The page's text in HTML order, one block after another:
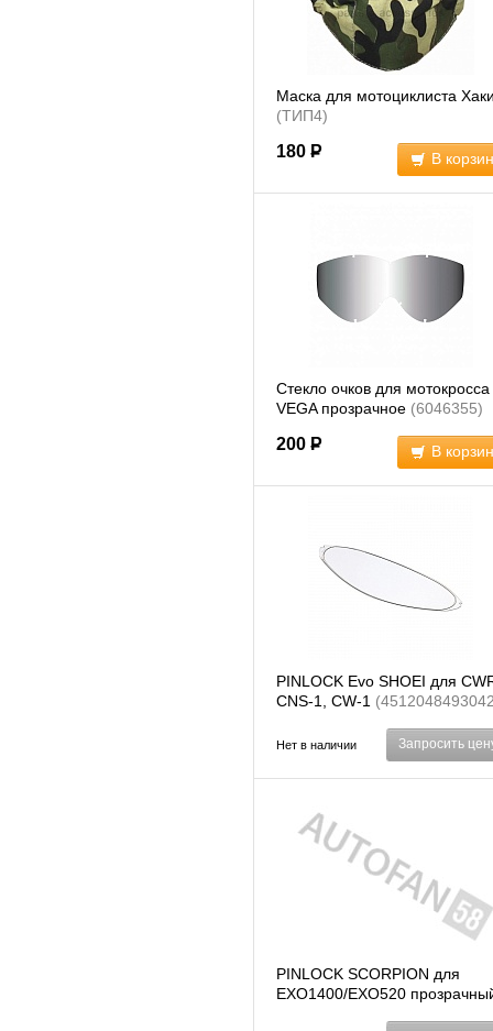
Маска для мотоциклиста
(ТИП4)
180 Р В
Стекло очков для мотокросса
VEGA прозрачное (6046355)
200 Р В
PINLOCK Evo SHOEI для
CNS-1, CW-1
Нет в наличии Запросить
PINLOCK SCORPION для
EXO1400/EXO520